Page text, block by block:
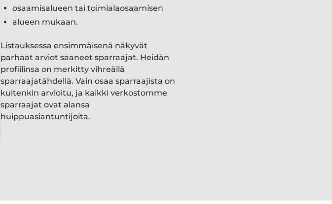
osaamisalueen tai toimialaosaamisen
alueen mukaan.
Listauksessa ensimmäisenä näkyvät
parhaat arviot saaneet sparraajat. Heidän
profiilinsa on merkitty vihreällä
sparraajatähdellä. Vain osaa sparraajista on
kuitenkin arvioitu, ja kaikki verkostomme
sparraajat ovat alansa
huippuasiantuntijoita.